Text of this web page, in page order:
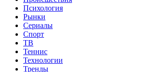
Психология
Рынки
Сериалы
Спорт
ТВ
Теннис
Технологии
Тренды